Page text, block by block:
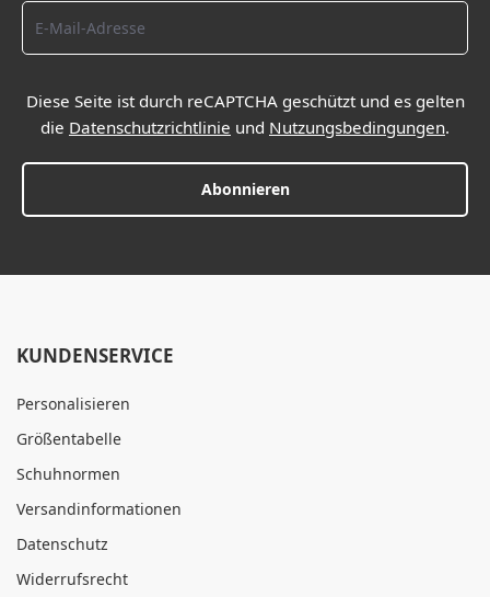
Diese Seite ist durch reCAPTCHA geschützt und es gelten
die Datenschutzrichtlinie und Nutzungsbedingungen.
Abonnieren
KUNDENSERVICE
Personalisieren
Größentabelle
Schuhnormen
Versandinformationen
Datenschutz
Widerrufsrecht